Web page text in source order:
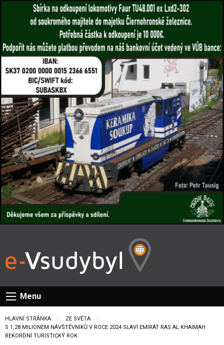
Menu
HLAVNÍ STRÁNKA
ZE SVĚTA
CURRENT:
S 1,28 MILIONEM NÁVŠTĚVNÍKŮ V ROCE 2024 SLAVÍ EMIRÁT RAS AL KHAIMAH
REKORDNÍ TURISTICKÝ ROK